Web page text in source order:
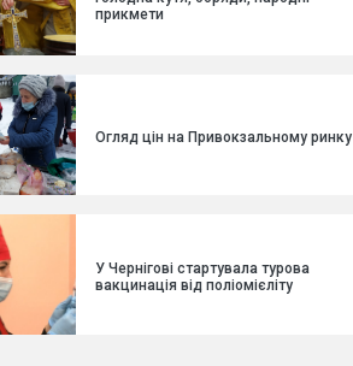
прикмети
Огляд цін на Привокзальному ринку
У Чернігові стартувала турова
вакцинація від поліомієліту